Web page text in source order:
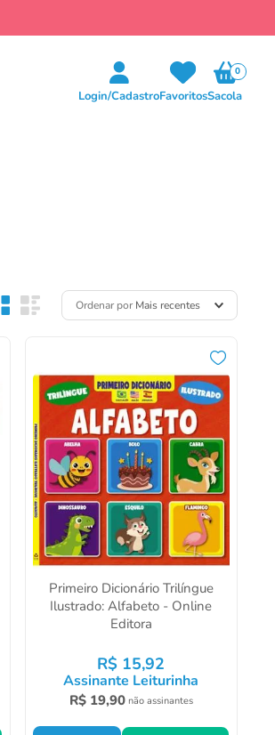
Login/CadastroFavoritos
0
Sacola
Ordenar por Mais recentes
Primeiro Dicionário Trilíngue
Ilustrado: Alfabeto - Online
Editora
R$ 15,92
Assinante Leiturinha
R$ 19,90 não assinantes